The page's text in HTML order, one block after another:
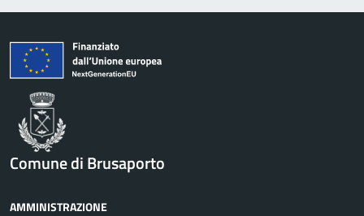
Comune di Brusaporto
AMMINISTRAZIONE